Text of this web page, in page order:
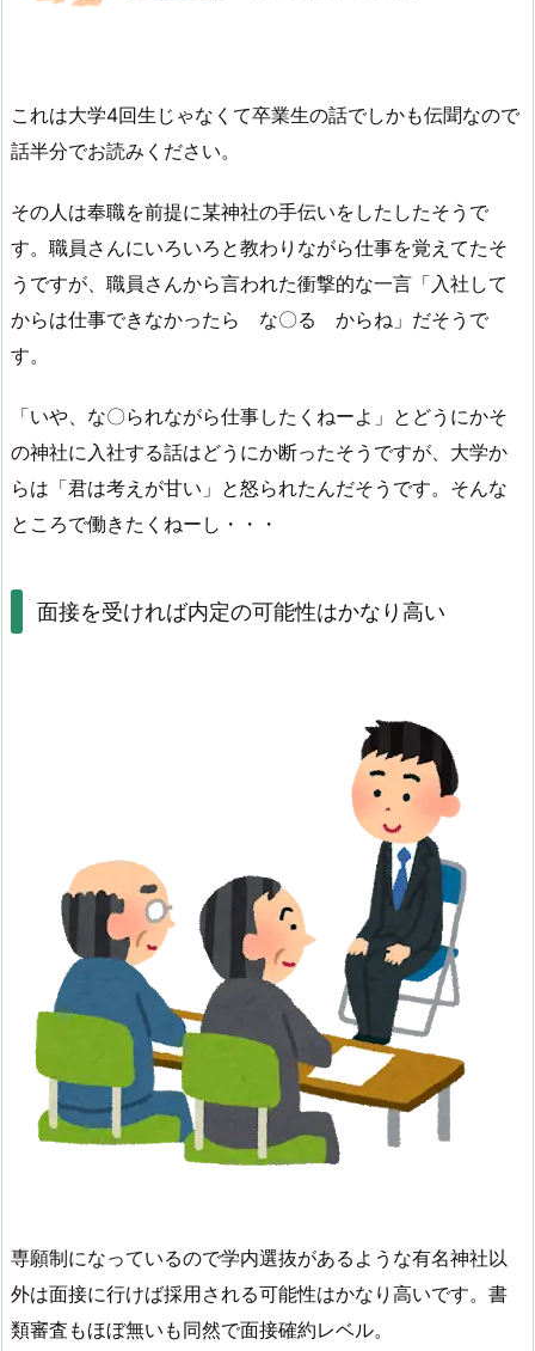
これは大学4回生じゃなくて卒業生の話でしかも伝聞なので
話半分でお読みください。
その人は奉職を前提に某神社の手伝いをしたしたそうで
す。職員さんにいろいろと教わりながら仕事を覚えてたそ
うですが、職員さんから言われた衝撃的な一言「入社して
からは仕事できなかったら な〇る からね」だそうで
す。
「いや、な〇られながら仕事したくねーよ」とどうにかそ
の神社に入社する話はどうにか断ったそうですが、大学か
らは「君は考えが甘い」と怒られたんだそうです。そんな
ところで働きたくねーし・・・
面接を受ければ内定の可能性はかなり高い
専願制になっているので学内選抜があるような有名神社以
外は面接に行けば採用される可能性はかなり高いです。書
類審査もほぼ無いも同然で面接確約レベル。